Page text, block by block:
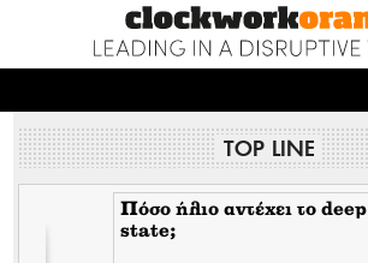
NEWS DESK TOP LINE
Πόσο ήλιο αντέχει το deep
state;